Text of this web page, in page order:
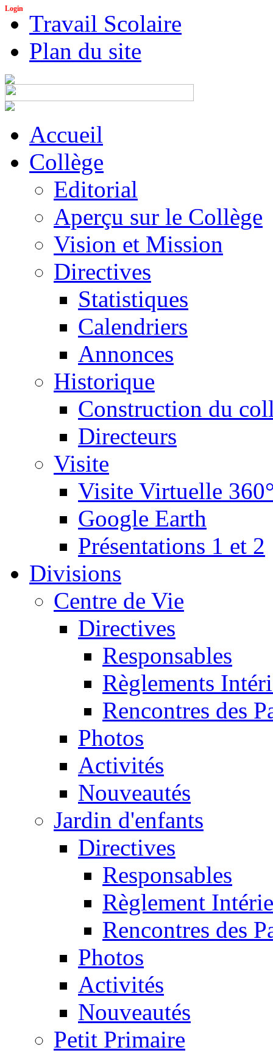
Login
Travail Scolaire
Plan du site
Accueil
Collège
Editorial
Aperçu sur le Collège
Vision et Mission
Directives
Statistiques
Calendriers
Annonces
Historique
Construction du
Directeurs
Visite
Visite Virtuelle
Google Earth
Présentations 1 et 2
Divisions
Centre de Vie
Directives
Responsables
Règlements
Rencontres des
Photos
Activités
Nouveautés
Jardin d'enfants
Directives
Responsables
Règlement
Rencontres des
Photos
Activités
Nouveautés
Petit Primaire